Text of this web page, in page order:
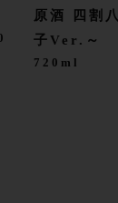
原酒 四割
子Ver.～
720ml